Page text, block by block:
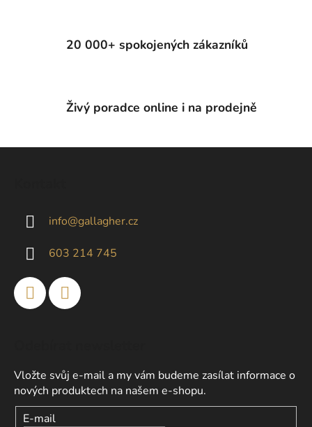
k
y
i
u
20 000+ spokojených zákazníků
Živý poradce online i na prodejně
info@gallagher.cz
603 214 745
Vložte svůj e-mail a my vám budeme zasílat informace o
nových produktech na našem e-shopu.
E-mail